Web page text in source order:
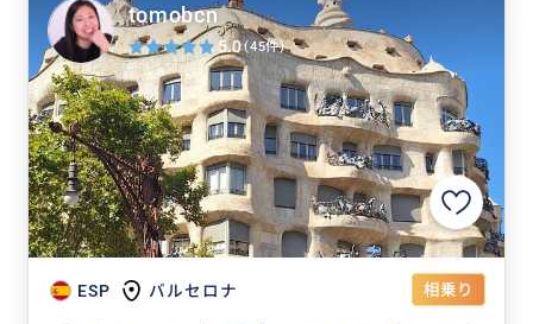
ESP バルセロナ 相乗り
tomobcn
5.0(45件)